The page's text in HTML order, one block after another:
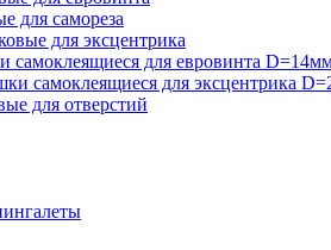
для самореза
для эксцентрика
самоклеящиеся для евровинта
самоклеящиеся для эксцентрика
для отверстий